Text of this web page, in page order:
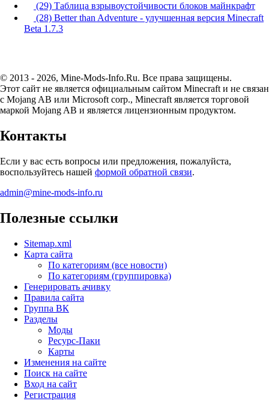
(29) Таблица взрывоустойчивости блоков майнкрафт
(28) Better than Adventure - улучшенная версия Minecraft
Beta 1.7.3
© 2013 - 2026, Mine-Mods-Info.Ru. Все права защищены.
Этот сайт не является официальным сайтом Minecraft и не связан
с Mojang AB или Microsoft corp., Minecraft является торговой
маркой Mojang AB и является лицензионным продуктом.
Контакты
Если у вас есть вопросы или предложения, пожалуйста,
воспользуйтесь нашей формой обратной связи.
admin@mine-mods-info.ru
Полезные ссылки
Sitemap.xml
Карта сайта
По категориям (все новости)
По категориям (группировка)
Генерировать ачивку
Правила сайта
Группа ВК
Разделы
Моды
Ресурс-Паки
Карты
Изменения на сайте
Поиск на сайте
Вход на сайт
Регистрация